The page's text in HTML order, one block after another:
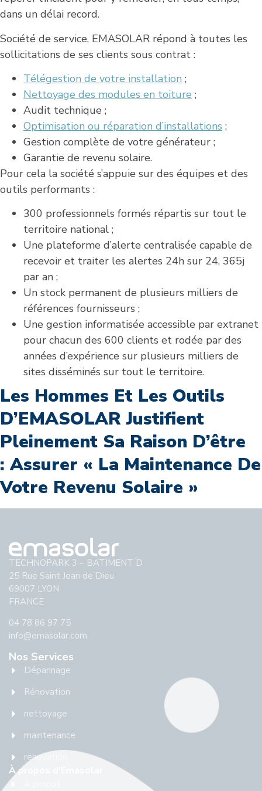
dans un délai record.
Société de service, EMASOLAR répond à toutes les
sollicitations de ses clients sous contrat :
Télégestion de votre installation ;
Nettoyage des modules en toiture ;
Audit technique ;
Optimisation ou réparation d’installations ;
Gestion complète de votre générateur ;
Garantie de revenu solaire.
Pour cela la société s’appuie sur des équipes et des
outils performants :
300 professionnels formés répartis sur tout le
territoire national ;
Une plateforme d’alerte centralisée capable de
recevoir et traiter les alertes 24h sur 24, 365j
par an ;
Un stock permanent de plusieurs milliers de
références fournisseurs ;
Une gestion informatisée accessible par extranet
pour chacun des 600 clients et rodée par des
années d’expérience sur plusieurs milliers de
sites disséminés sur tout le territoire.
Les Hommes Et Les Outils
D’EMASOLAR Justifient
Pleinement Sa Raison D’être
: Assurer « La Maintenance De
Votre Revenu Solaire »
TECHNOPARK 3 – BATIMENT D
25 Rue Saint Jean de Dieu
69007 LYON
FRANCE
04 78 86 97 75
info@emasolar.com
Nos Services
Dépannage
Rénovation
nettoyage
maintenance
renovation
À propos d'Emasolar